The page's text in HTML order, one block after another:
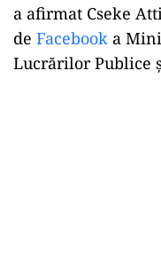
a afirmat Cseke
de Facebook a
Lucrărilor Publice